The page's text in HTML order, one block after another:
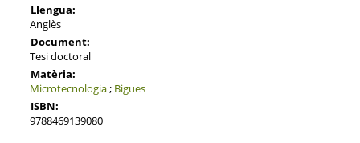
Llengua:
Anglès
Document:
Tesi doctoral
Matèria:
Microtecnologia; Bigues
ISBN:
9788469139080